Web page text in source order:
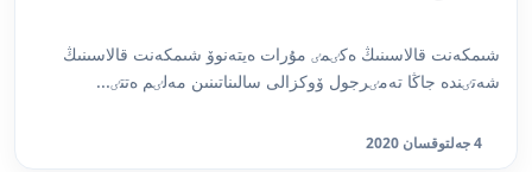
شىمكەنت قالاسىنىڭ ەكٸمٸ مۇرات ەيتەنوۆ شىمكەنت قالاسىنىڭ
شەتٸندە جاڭا تەمٸرجول ۆوكزالى سالىناتىنىن مەلٸم ەتتٸ...
4 جەلتوقسان 2020